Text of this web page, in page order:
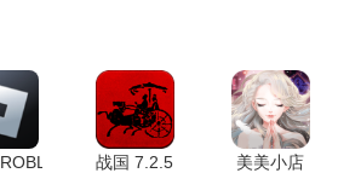
战国 7.2.5
美美小店